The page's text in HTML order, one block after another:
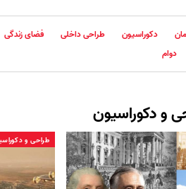
دکوراسیون طراحی داخلی فضای زندگی
دوام
و دکوراسیون
طراحی و